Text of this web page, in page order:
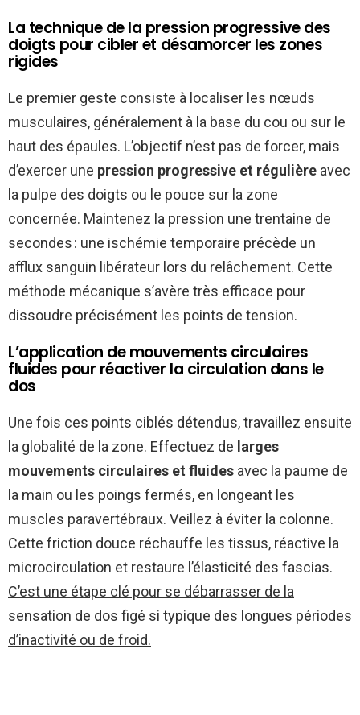
La technique de la pression progressive des
doigts pour cibler et désamorcer les zones
rigides
Le premier geste consiste à localiser les nœuds
musculaires, généralement à la base du cou ou sur le
haut des épaules. L’objectif n’est pas de forcer, mais
d’exercer une pression progressive et régulière avec
la pulpe des doigts ou le pouce sur la zone
concernée. Maintenez la pression une trentaine de
secondes : une ischémie temporaire précède un
afflux sanguin libérateur lors du relâchement. Cette
méthode mécanique s’avère très efficace pour
dissoudre précisément les points de tension.
L’application de mouvements circulaires
fluides pour réactiver la circulation dans le
dos
Une fois ces points ciblés détendus, travaillez ensuite
la globalité de la zone. Effectuez de larges
mouvements circulaires et fluides avec la paume de
la main ou les poings fermés, en longeant les
muscles paravertébraux. Veillez à éviter la colonne.
Cette friction douce réchauffe les tissus, réactive la
microcirculation et restaure l’élasticité des fascias.
C’est une étape clé pour se débarrasser de la
sensation de dos figé si typique des longues périodes
d’inactivité ou de froid.